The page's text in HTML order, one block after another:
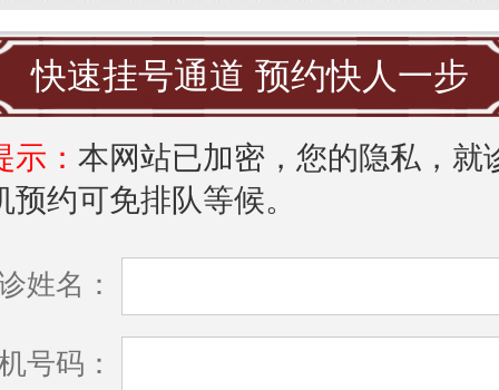
快速挂号通道 预约快人一步
示： 本网站已加密，您的隐私，就
预约可免排队等候。
姓名：
号码：